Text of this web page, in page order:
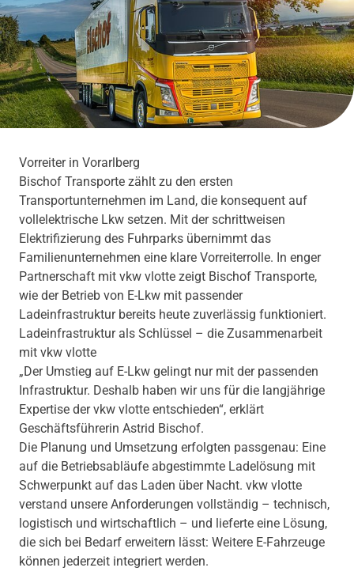
Vorreiter in Vorarlberg
Bischof Transporte zählt zu den ersten
Transportunternehmen im Land, die konsequent auf
vollelektrische Lkw setzen. Mit der schrittweisen
Elektrifizierung des Fuhrparks übernimmt das
Familienunternehmen eine klare Vorreiterrolle. In enger
Partnerschaft mit vkw vlotte zeigt Bischof Transporte,
wie der Betrieb von E-Lkw mit passender
Ladeinfrastruktur bereits heute zuverlässig funktioniert.
Ladeinfrastruktur als Schlüssel – die Zusammenarbeit
mit vkw vlotte
„Der Umstieg auf E-Lkw gelingt nur mit der passenden
Infrastruktur. Deshalb haben wir uns für die langjährige
Expertise der vkw vlotte entschieden“, erklärt
Geschäftsführerin Astrid Bischof.
Die Planung und Umsetzung erfolgten passgenau: Eine
auf die Betriebsabläufe abgestimmte Ladelösung mit
Schwerpunkt auf das Laden über Nacht. vkw vlotte
verstand unsere Anforderungen vollständig – technisch,
logistisch und wirtschaftlich – und lieferte eine Lösung,
die sich bei Bedarf erweitern lässt: Weitere E-Fahrzeuge
können jederzeit integriert werden.